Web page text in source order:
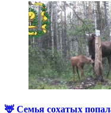
🦌 Семья сохатых